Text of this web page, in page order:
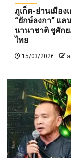
ภูเก็ต-ย่านเมือง
“ยักษ์ลงกา” แล
นานาชาติ ชูศักย
ไทย
15/03/2026